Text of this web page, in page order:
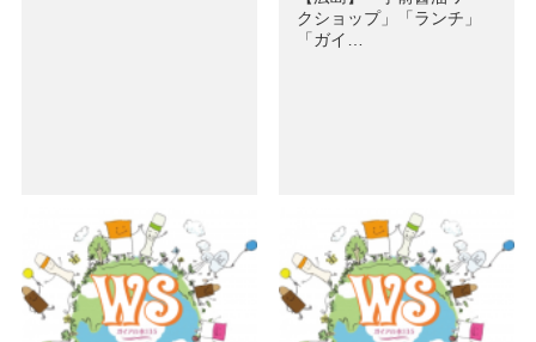
クショップ」「ランチ」
「ガイ…